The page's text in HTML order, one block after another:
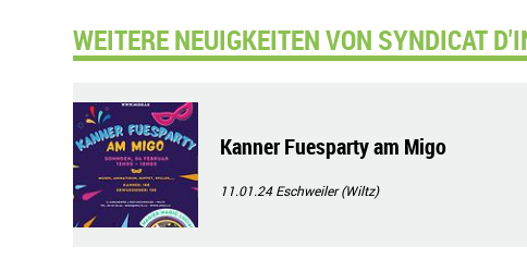
WEITERE NEUIGKEITEN VON SYNDICAT
Kanner Fuesparty am Migo
11.01.24Eschweiler (Wiltz)